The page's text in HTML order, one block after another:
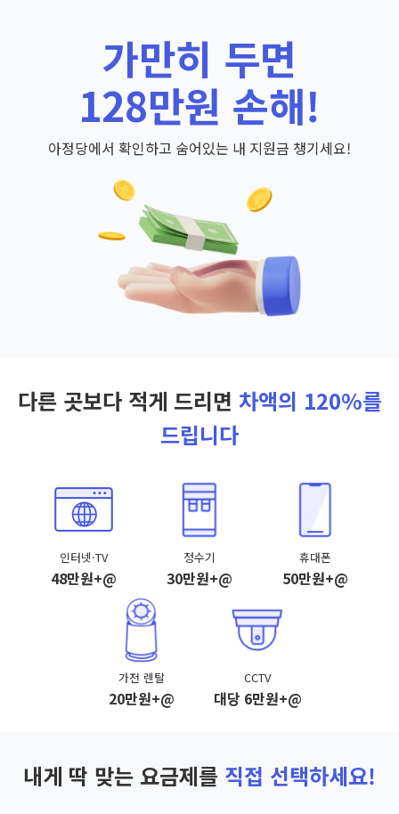
가만히 두면
128만원 손해!
아정당에서 확인하고 숨어있는 내 지원금 챙기세요!
다른 곳보다 적게 드리면 차액의 120%를
드립니다
인터넷·TV
48만원+@
정수기
30만원+@
휴대폰
50만원+@
가전 렌탈
20만원+@
CCTV
대당 6만원+@
내게 딱 맞는 요금제를 직접 선택하세요!